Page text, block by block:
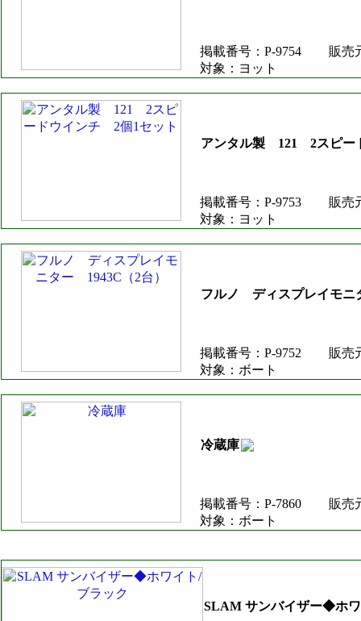
掲載番号：P-9754
販売
対象：ヨット
アンタル製 121 2スピー
掲載番号：P-9753
販売
対象：ヨット
フルノ ディスプレイモニ
掲載番号：P-9752
販売
対象：ボート
冷蔵庫
掲載番号：P-7860
販売
対象：ボート
SLAM サンバイザー◆ホ